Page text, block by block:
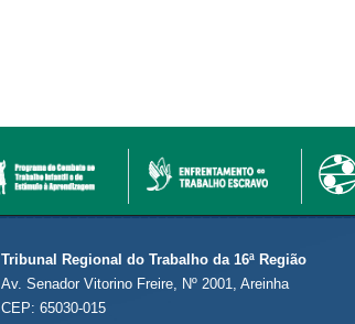
Tribunal Regional do Trabalho da 16ª Região
Av. Senador Vitorino Freire, Nº 2001, Areinha
CEP: 65030-015